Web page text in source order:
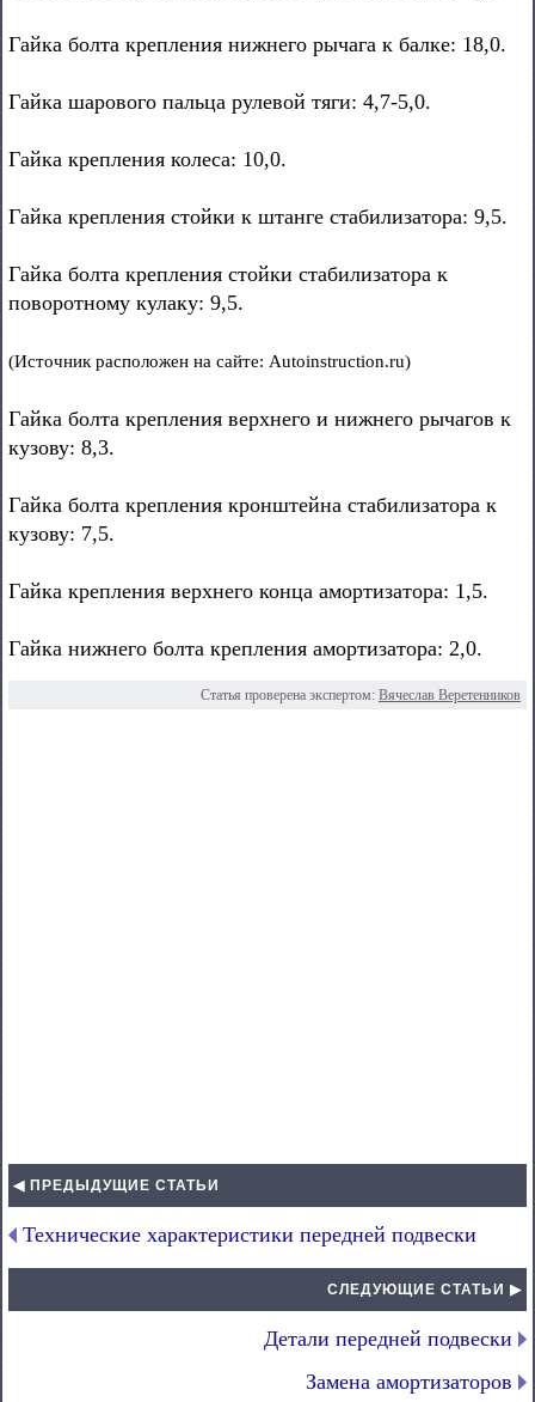
Гайка болта крепления нижнего рычага к балке: 18,0.
Гайка шарового пальца рулевой тяги: 4,7-5,0.
Гайка крепления колеса: 10,0.
Гайка крепления стойки к штанге стабилизатора: 9,5.
Гайка болта крепления стойки стабилизатора к
поворотному кулаку: 9,5.
(Источник расположен на сайте: Autoinstruction.ru)
Гайка болта крепления верхнего и нижнего рычагов к
кузову: 8,3.
Гайка болта крепления кронштейна стабилизатора к
кузову: 7,5.
Гайка крепления верхнего конца амортизатора: 1,5.
Гайка нижнего болта крепления амортизатора: 2,0.
Статья проверена экспертом: Вячеслав Веретенников
◀ ПРЕДЫДУЩИЕ СТАТЬИ
Технические характеристики передней подвески
СЛЕДУЮЩИЕ СТАТЬИ ▶
Детали передней подвески
Замена амортизаторов